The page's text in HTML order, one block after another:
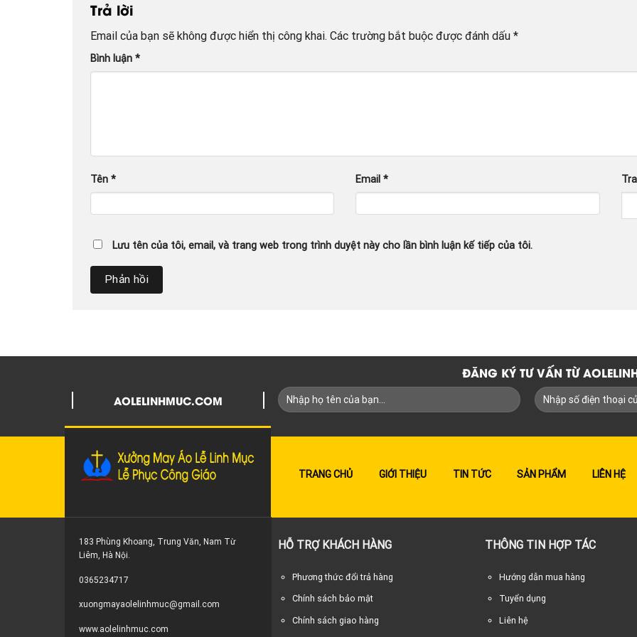
Trả lời
Email của bạn sẽ không được hiển thị công khai. Các trường bắt buộc được đánh dấu *
Bình luận *
Tên * Email*
Lưu tên của tôi, email, và trang web trong trình duyệt này cho lần bình luận kế tiếp của tôi.
AOLELINHMUC.COM
ĐĂNG KÝ TƯ VẤN TỪ
TRANG CHỦ GIỚI THIỆU TIN TỨC SẢN PHẨM LIÊN HỆ
183 Phùng Khoang, Trung Văn, Nam Từ
Liêm, Hà Nội.
0365234717
xuongmayaolelinhmuc@gmail.com
www.aolelinhmuc.com
HỖ TRỢ KHÁCH HÀNG
Phương thức đổi trả hàng
Chính sách bảo mật
Chính sách giao hàng
THÔNG TIN HỢP TÁC
Hướng dẫn mua hàng
Tuyển dụng
Liên hệ